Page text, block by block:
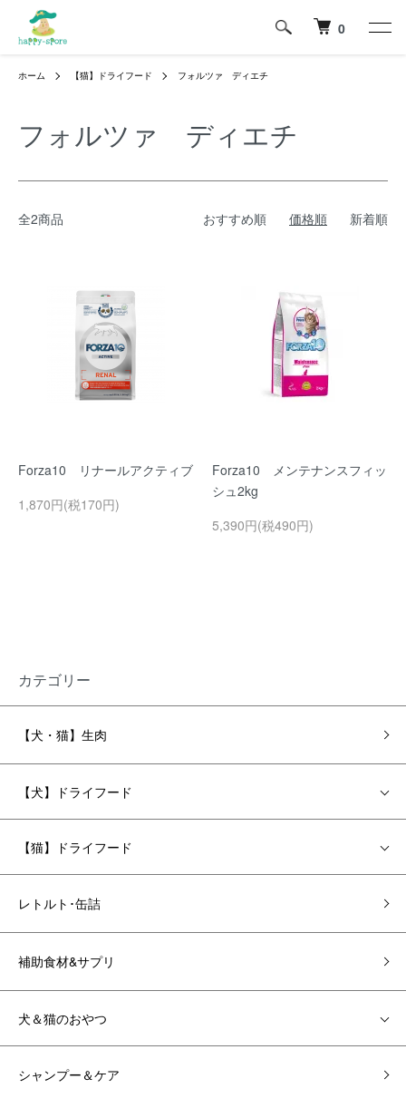
0
ホーム 【猫】ドライフード フォルツァ ディエチ
フォルツァ ディエチ
全2商品 おすすめ順 価格順 新着順
Forza10 リナールアクティブ
1,870円(税170円)
Forza10 メンテナンスフィッ
シュ2kg
5,390円(税490円)
カテゴリー
【犬・猫】生肉
【犬】ドライフード
【猫】ドライフード
レトルト･缶詰
補助食材&サプリ
犬＆猫のおやつ
シャンプー＆ケア